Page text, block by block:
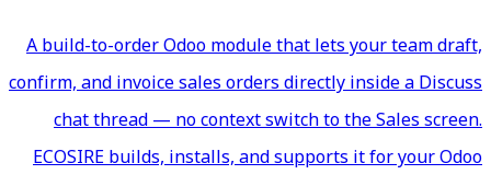
A build-to-order Odoo
confirm, and invoice sales
chat thread — no context
ECOSIRE builds, installs,